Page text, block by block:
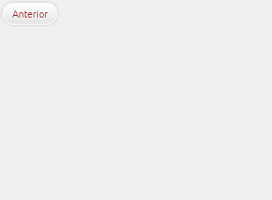
Anterior